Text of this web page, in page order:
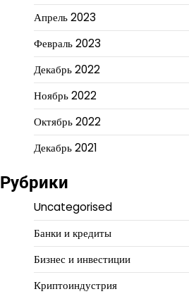
Апрель 2023
Февраль 2023
Декабрь 2022
Ноябрь 2022
Октябрь 2022
Декабрь 2021
Рубрики
Uncategorised
Банки и кредиты
Бизнес и инвестиции
Криптоиндустрия